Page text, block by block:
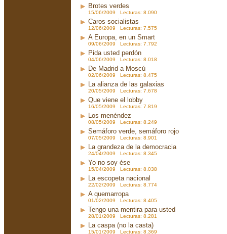
Brotes verdes
15/06/2009 Lecturas: 8.090
Caros socialistas
12/06/2009 Lecturas: 7.575
A Europa, en un Smart
09/06/2009 Lecturas: 7.792
Pida usted perdón
04/06/2009 Lecturas: 8.018
De Madrid a Moscú
02/06/2009 Lecturas: 8.475
La alianza de las galaxias
20/05/2009 Lecturas: 7.678
Que viene el lobby
16/05/2009 Lecturas: 7.819
Los menéndez
08/05/2009 Lecturas: 8.249
Semáforo verde, semáforo rojo
07/05/2009 Lecturas: 8.901
La grandeza de la democracia
24/04/2009 Lecturas: 8.345
Yo no soy ése
15/04/2009 Lecturas: 8.038
La escopeta nacional
22/02/2009 Lecturas: 8.774
A quemarropa
01/02/2009 Lecturas: 8.405
Tengo una mentira para usted
28/01/2009 Lecturas: 8.281
La caspa (no la casta)
15/01/2009 Lecturas: 8.369